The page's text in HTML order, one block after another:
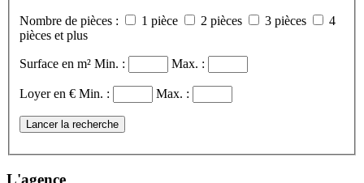
Nombre de pièces : 1 pièce 2 pièces 3 pièces
4
pièces et plus
Surface en m² Min. : Max. :
Loyer en € Min. : Max. :
Lancer la recherche
L'agence